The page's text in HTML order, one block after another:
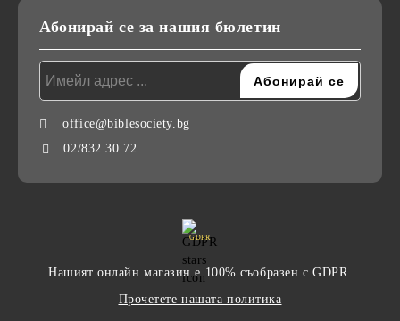
Абонирай се за нашия бюлетин
office@biblesociety.bg
02/832 30 72
GDPR
Нашият онлайн магазин е 100% съобразен с GDPR.
Прочетете нашата политика